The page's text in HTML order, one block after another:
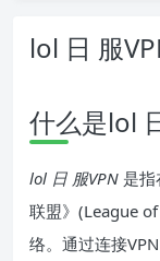
lol 日 服
什么是lol
lol 日 服VPN 是
联盟》(League
络。通过连接